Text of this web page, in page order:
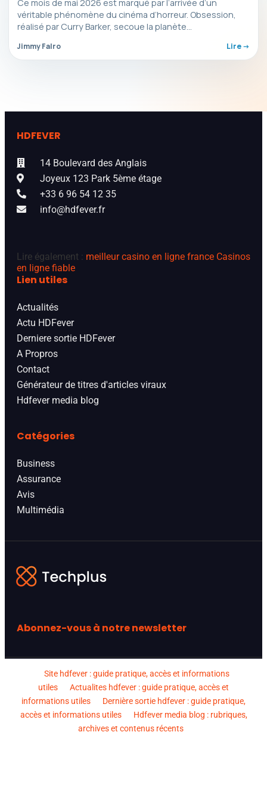
Ce mois de mai 2026 est marqué par l’arrivée d’un
véritable phénomène du cinéma d’horreur. Obsession,
réalisé par Curry Barker, secoue la planète
Jimmy Falro Lire ->
HDFEVER
14 Boulevard des Anglais
Joyeux 123 Park 5ème étage
+33 6 96 54 12 35
info@hdfever.fr
Lire également : meilleur casino en ligne france Casinos
en ligne fiable
Lien utiles
Actualités
Actu HDFever
Derniere sortie HDFever
A Propros
Contact
Générateur de titres d'articles viraux
Hdfever media blog
Catégories
Business
Assurance
Avis
Multimédia
Abonnez-vous à notre newsletter
Site hdfever : guide pratique, accès et informations
utiles
Actualites hdfever : guide pratique, accès et
informations utiles
Dernière sortie hdfever : guide pratique,
accès et informations utiles
Hdfever media blog : rubriques,
archives et contenus récents